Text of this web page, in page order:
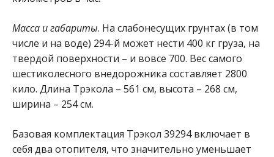
Масса и габариты. На слабонесущих грунтах (в том
числе и на воде) 294-й может нести 400 кг груза, на
твердой поверхности – и вовсе 700. Вес самого
шестиколесного внедорожника составляет 2800
кило. Длина Трэкола – 561 см, высота – 268 см,
ширина – 254 см.
Базовая комплектация Трэкол 39294 включает в
себя два отопителя, что значительно уменьшает